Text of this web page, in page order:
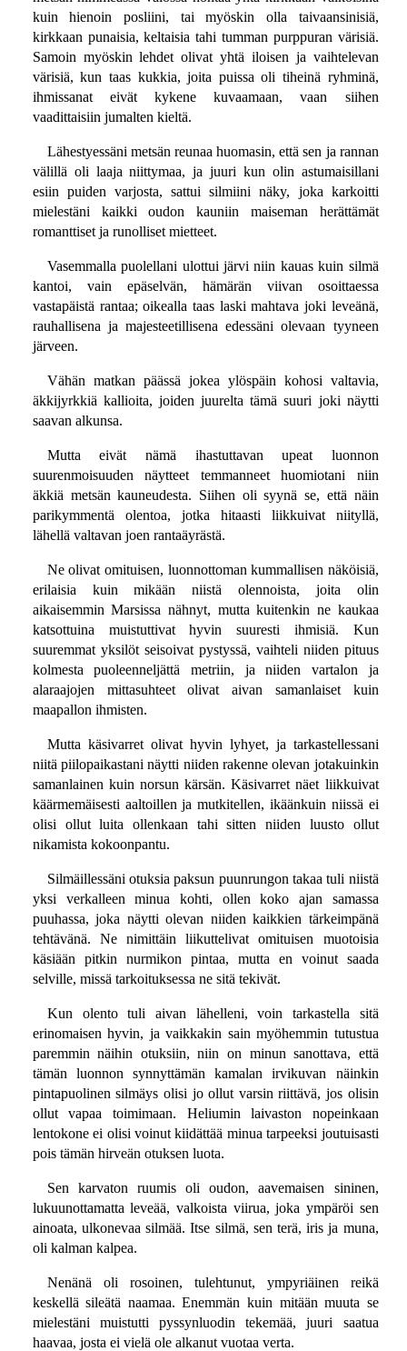
kuin hienoin posliini, tai myöskin olla taivaansinisiä,
kirkkaan punaisia, keltaisia tahi tumman purppuran värisiä.
Samoin myöskin lehdet olivat yhtä iloisen ja vaihtelevan
värisiä, kun taas kukkia, joita puissa oli tiheinä ryhminä,
ihmissanat eivät kykene kuvaamaan, vaan siihen
vaadittaisiin jumalten kieltä.
Lähestyessäni metsän reunaa huomasin, että sen ja rannan
välillä oli laaja niittymaa, ja juuri kun olin astumaisillani
esiin puiden varjosta, sattui silmiini näky, joka karkoitti
mielestäni kaikki oudon kauniin maiseman herättämät
romanttiset ja runolliset mietteet.
Vasemmalla puolellani ulottui järvi niin kauas kuin silmä
kantoi, vain epäselvän, hämärän viivan osoittaessa
vastapäistä rantaa; oikealla taas laski mahtava joki leveänä,
rauhallisena ja majesteetillisena edessäni olevaan tyyneen
järveen.
Vähän matkan päässä jokea ylöspäin kohosi valtavia,
äkkijyrkkiä kallioita, joiden juurelta tämä suuri joki näytti
saavan alkunsa.
Mutta eivät nämä ihastuttavan upeat luonnon
suurenmoisuuden näytteet temmanneet huomiotani niin
äkkiä metsän kauneudesta. Siihen oli syynä se, että näin
parikymmentä olentoa, jotka hitaasti liikkuivat niityllä,
lähellä valtavan joen rantaäyrästä.
Ne olivat omituisen, luonnottoman kummallisen näköisiä,
erilaisia kuin mikään niistä olennoista, joita olin
aikaisemmin Marsissa nähnyt, mutta kuitenkin ne kaukaa
katsottuina muistuttivat hyvin suuresti ihmisiä. Kun
suuremmat yksilöt seisoivat pystyssä, vaihteli niiden pituus
kolmesta puoleenneljättä metriin, ja niiden vartalon ja
alaraajojen mittasuhteet olivat aivan samanlaiset kuin
maapallon ihmisten.
Mutta käsivarret olivat hyvin lyhyet, ja tarkastellessani
niitä piilopaikastani näytti niiden rakenne olevan jotakuinkin
samanlainen kuin norsun kärsän. Käsivarret näet liikkuivat
käärmemäisesti aaltoillen ja mutkitellen, ikäänkuin niissä ei
olisi ollut luita ollenkaan tahi sitten niiden luusto ollut
nikamista kokoonpantu.
Silmäillessäni otuksia paksun puunrungon takaa tuli niistä
yksi verkalleen minua kohti, ollen koko ajan samassa
puuhassa, joka näytti olevan niiden kaikkien tärkeimpänä
tehtävänä. Ne nimittäin liikuttelivat omituisen muotoisia
käsiään pitkin nurmikon pintaa, mutta en voinut saada
selville, missä tarkoituksessa ne sitä tekivät.
Kun olento tuli aivan lähelleni, voin tarkastella sitä
erinomaisen hyvin, ja vaikkakin sain myöhemmin tutustua
paremmin näihin otuksiin, niin on minun sanottava, että
tämän luonnon synnyttämän kamalan irvikuvan näinkin
pintapuolinen silmäys olisi jo ollut varsin riittävä, jos olisin
ollut vapaa toimimaan. Heliumin laivaston nopeinkaan
lentokone ei olisi voinut kiidättää minua tarpeeksi joutuisasti
pois tämän hirveän otuksen luota.
Sen karvaton ruumis oli oudon, aavemaisen sininen,
lukuunottamatta leveää, valkoista viirua, joka ympäröi sen
ainoata, ulkonevaa silmää. Itse silmä, sen terä, iris ja muna,
oli kalman kalpea.
Nenänä oli rosoinen, tulehtunut, ympyriäinen reikä
keskellä sileätä naamaa. Enemmän kuin mitään muuta se
mielestäni muistutti pyssynluodin tekemää, juuri saatua
haavaa, josta ei vielä ole alkanut vuotaa verta.